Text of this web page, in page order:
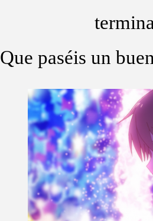
Que paséis un